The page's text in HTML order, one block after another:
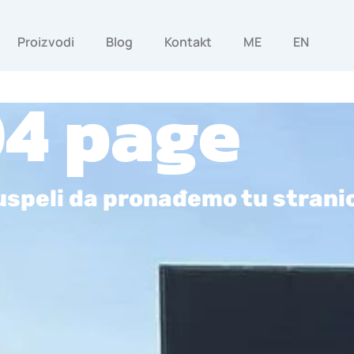
Proizvodi Blog Kontakt ME EN
page
da pronađemo tu